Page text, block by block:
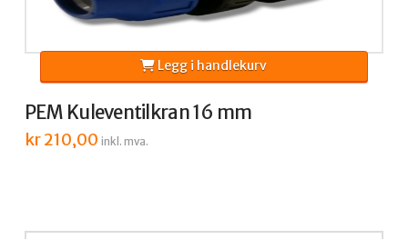
PEM Kuleventilkran 16 mm
kr210,00 inkl. mva.
Legg i handlekurv